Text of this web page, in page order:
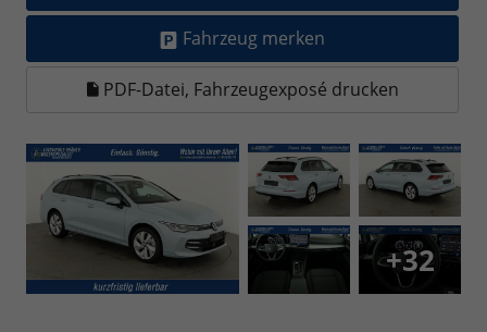
Fahrzeug merken
PDF-Datei, Fahrzeugexposé drucken
+32